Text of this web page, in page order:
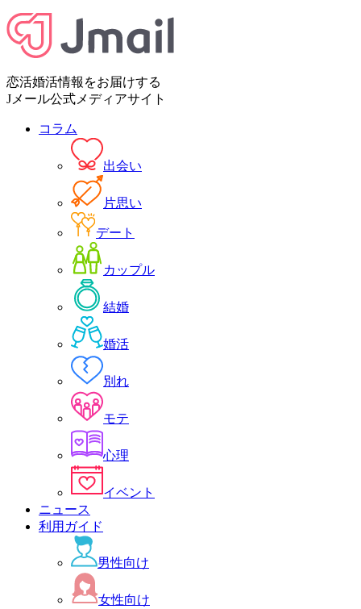
恋活婚活情報をお届けする
Jメール公式メディアサイト
コラム
出会い
片思い
デート
カップル
結婚
婚活
別れ
モテ
心理
イベント
ニュース
利用ガイド
男性向け
女性向け